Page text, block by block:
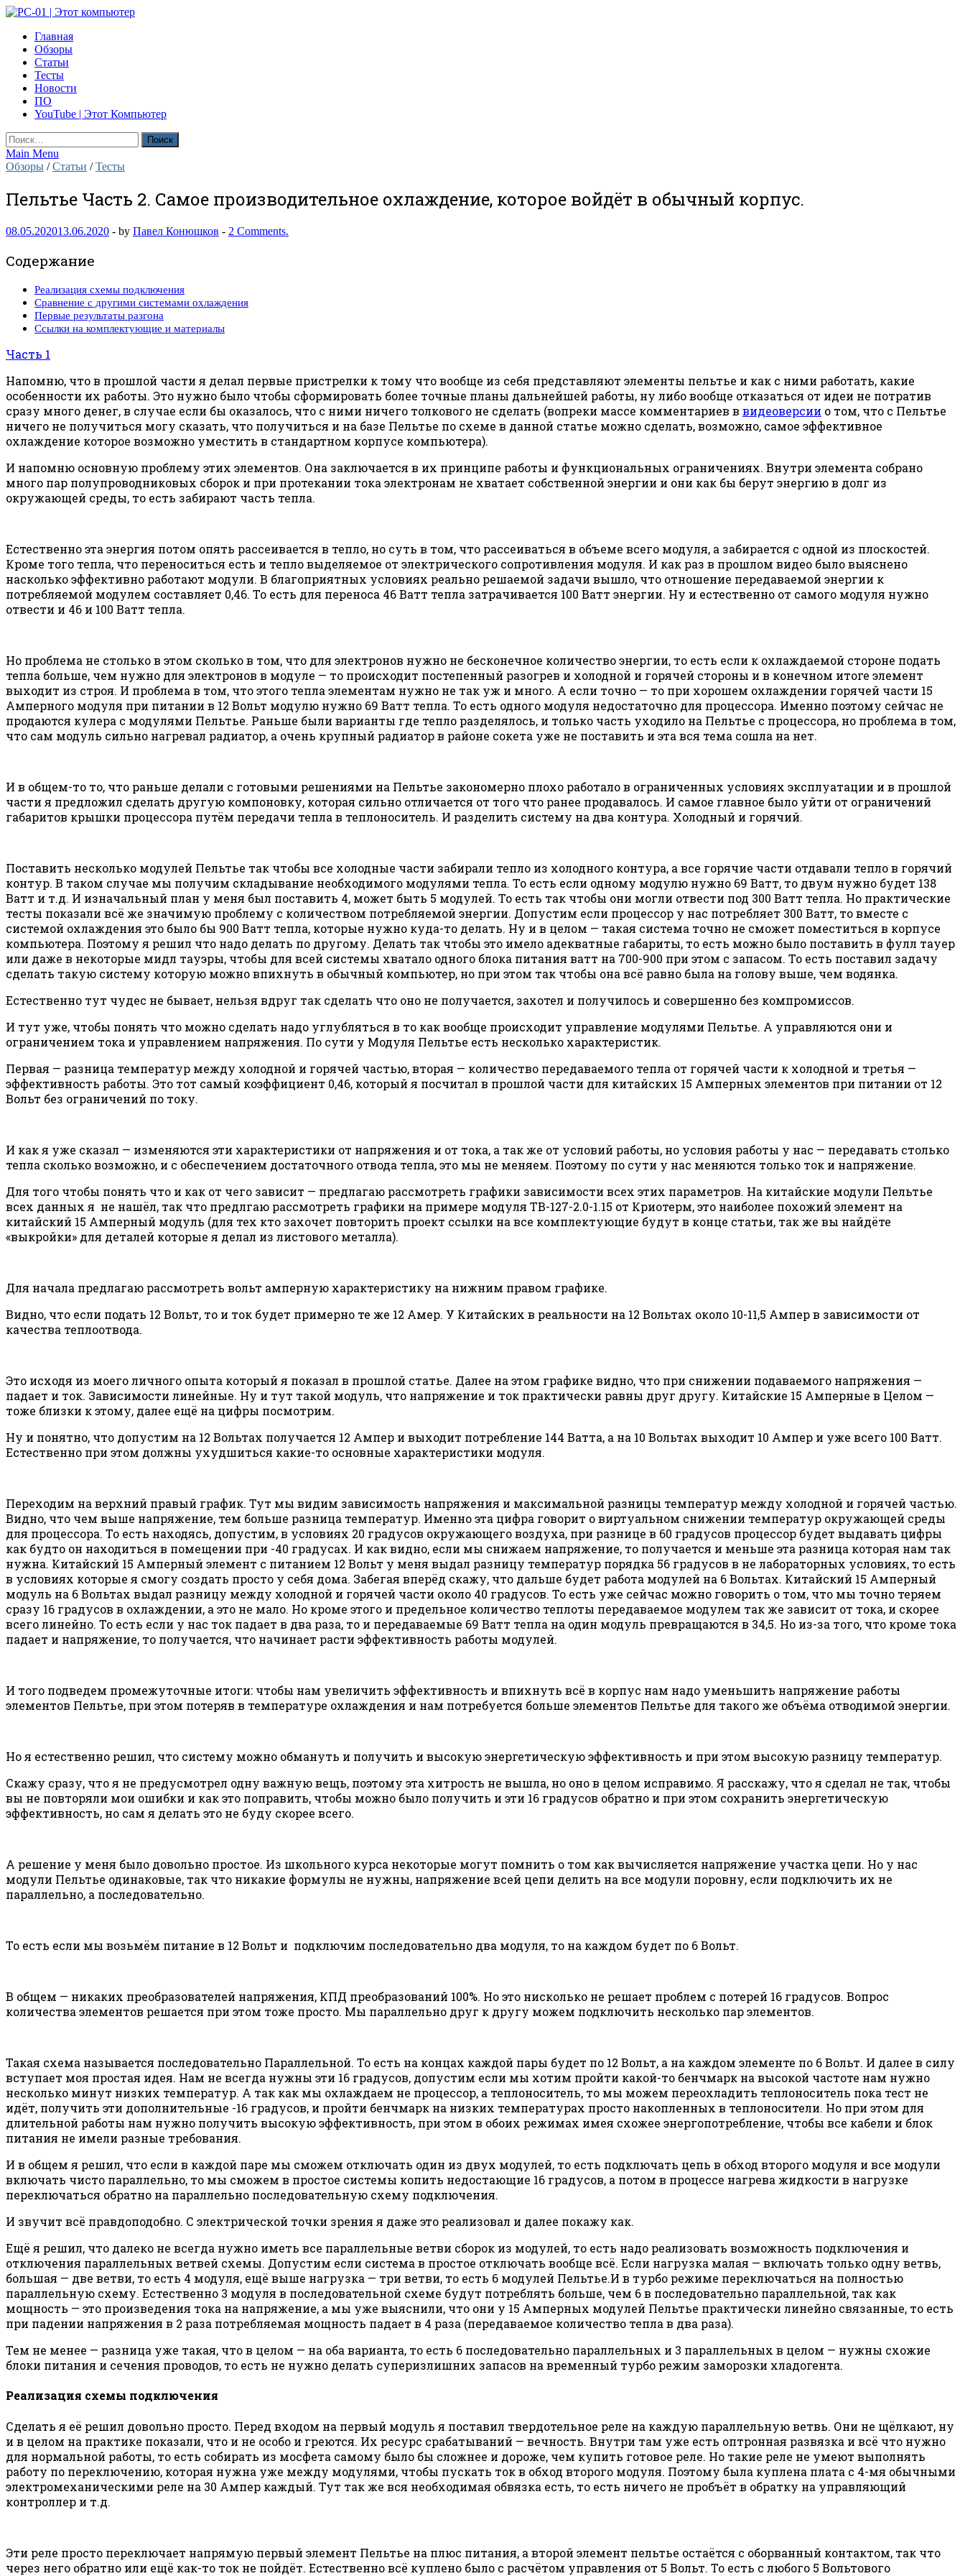
Skip
content
PC-01 | Этот компьютер
Компьютерные новости
Главная
Обзоры
Статьи
Тесты
Новости
ПО
YouTube | Этот Компьютер
Найти:
Main Menu
Обзоры /Статьи /Тесты
Пельтье Часть 2. Самое производительное охлаждение, которое войдёт в обычный корпус.
08.05.202013.06.2020 - by Павел Конюшков - 2 Comments.
Содержание
Реализация схемы подключения
Сравнение с другими системами охлаждения
Первые результаты разгона
Ссылки на комплектующие и материалы
Часть 1
Напомню, что в прошлой части я делал первые пристрелки к тому что вообще из себя представляют элементы пельтье и как с ними работать, какие
особенности их работы. Это нужно было чтобы сформировать более точные планы дальнейшей работы, ну либо вообще отказаться от идеи не потратив
сразу много денег, в случае если бы оказалось, что с ними ничего толкового не сделать (вопреки массе комментариев в видеоверсии о том, что с Пельтье
ничего не получиться могу сказать, что получиться и на базе Пельтье по схеме в данной статье можно сделать, возможно, самое эффективное
охлаждение которое возможно уместить в стандартном корпусе компьютера).
И напомню основную проблему этих элементов. Она заключается в их принципе работы и функциональных ограничениях. Внутри элемента собрано
много пар полупроводниковых сборок и при протекании тока электронам не хватает собственной энергии и они как бы берут энергию в долг из
окружающей среды, то есть забирают часть тепла.
Естественно эта энергия потом опять рассеивается в тепло, но суть в том, что рассеиваться в объеме всего модуля, а забирается с одной из плоскостей.
Кроме того тепла, что переноситься есть и тепло выделяемое от электрического сопротивления модуля. И как раз в прошлом видео было выяснено
насколько эффективно работают модули. В благоприятных условиях реально решаемой задачи вышло, что отношение передаваемой энергии к
потребляемой модулем составляет 0,46. То есть для переноса 46 Ватт тепла затрачивается 100 Ватт энергии. Ну и естественно от самого модуля нужно
отвести и 46 и 100 Ватт тепла.
Но проблема не столько в этом сколько в том, что для электронов нужно не бесконечное количество энергии, то есть если к охлаждаемой стороне подать
тепла больше, чем нужно для электронов в модуле — то происходит постепенный разогрев и холодной и горячей стороны и в конечном итоге элемент
выходит из строя. И проблема в том, что этого тепла элементам нужно не так уж и много. А если точно — то при хорошем охлаждении горячей части 15
Амперного модуля при питании в 12 Вольт модулю нужно 69 Ватт тепла. То есть одного модуля недостаточно для процессора. Именно поэтому сейчас не
продаются кулера с модулями Пельтье. Раньше были варианты где тепло разделялось, и только часть уходило на Пельтье с процессора, но проблема в том,
что сам модуль сильно нагревал радиатор, а очень крупный радиатор в районе сокета уже не поставить и эта вся тема сошла на нет.
И в общем-то то, что раньше делали с готовыми решениями на Пельтье закономерно плохо работало в ограниченных условиях эксплуатации и в прошлой
части я предложил сделать другую компоновку, которая сильно отличается от того что ранее продавалось. И самое главное было уйти от ограничений
габаритов крышки процессора путём передачи тепла в теплоноситель. И разделить систему на два контура. Холодный и горячий.
Поставить несколько модулей Пельтье так чтобы все холодные части забирали тепло из холодного контура, а все горячие части отдавали тепло в горячий
контур. В таком случае мы получим складывание необходимого модулями тепла. То есть если одному модулю нужно 69 Ватт, то двум нужно будет 138
Ватт и т.д. И изначальный план у меня был поставить 4, может быть 5 модулей. То есть так чтобы они могли отвести под 300 Ватт тепла. Но практические
тесты показали всё же значимую проблему с количеством потребляемой энергии. Допустим если процессор у нас потребляет 300 Ватт, то вместе с
системой охлаждения это было бы 900 Ватт тепла, которые нужно куда-то делать. Ну и в целом — такая система точно не сможет поместиться в корпусе
компьютера. Поэтому я решил что надо делать по другому. Делать так чтобы это имело адекватные габариты, то есть можно было поставить в фулл тауер
или даже в некоторые мидл тауэры, чтобы для всей системы хватало одного блока питания ватт на 700-900 при этом с запасом. То есть поставил задачу
сделать такую систему которую можно впихнуть в обычный компьютер, но при этом так чтобы она всё равно была на голову выше, чем водянка.
Естественно тут чудес не бывает, нельзя вдруг так сделать что оно не получается, захотел и получилось и совершенно без компромиссов.
И тут уже, чтобы понять что можно сделать надо углубляться в то как вообще происходит управление модулями Пельтье. А управляются они и
ограничением тока и управлением напряжения. По сути у Модуля Пельтье есть несколько характеристик.
Первая — разница температур между холодной и горячей частью, вторая — количество передаваемого тепла от горячей части к холодной и третья —
эффективность работы. Это тот самый коэффициент 0,46, который я посчитал в прошлой части для китайских 15 Амперных элементов при питании от 12
Вольт без ограничений по току.
И как я уже сказал — изменяются эти характеристики от напряжения и от тока, а так же от условий работы, но условия работы у нас — передавать столько
тепла сколько возможно, и с обеспечением достаточного отвода тепла, это мы не меняем. Поэтому по сути у нас меняются только ток и напряжение.
Для того чтобы понять что и как от чего зависит — предлагаю рассмотреть графики зависимости всех этих параметров. На китайские модули Пельтье
всех данных я не нашёл, так что предлгаю рассмотреть графики на примере модуля TB-127-2.0-1.15 от Криотерм, это наиболее похожий элемент на
китайский 15 Амперный модуль (для тех кто захочет повторить проект ссылки на все комплектующие будут в конце статьи, так же вы найдёте
«выкройки» для деталей которые я делал из листового металла).
Для начала предлагаю рассмотреть вольт амперную характеристику на нижним правом графике.
Видно, что если подать 12 Вольт, то и ток будет примерно те же 12 Амер. У Китайских в реальности на 12 Вольтах около 10-11,5 Ампер в зависимости от
качества теплоотвода.
Это исходя из моего личного опыта который я показал в прошлой статье. Далее на этом графике видно, что при снижении подаваемого напряжения —
падает и ток. Зависимости линейные. Ну и тут такой модуль, что напряжение и ток практически равны друг другу. Китайские 15 Амперные в Целом —
тоже близки к этому, далее ещё на цифры посмотрим.
Ну и понятно, что допустим на 12 Вольтах получается 12 Ампер и выходит потребление 144 Ватта, а на 10 Вольтах выходит 10 Ампер и уже всего 100 Ватт.
Естественно при этом должны ухудшиться какие-то основные характеристики модуля.
Переходим на верхний правый график. Тут мы видим зависимость напряжения и максимальной разницы температур между холодной и горячей частью.
Видно, что чем выше напряжение, тем больше разница температур. Именно эта цифра говорит о виртуальном снижении температур окружающей среды
для процессора. То есть находясь, допустим, в условиях 20 градусов окружающего воздуха, при разнице в 60 градусов процессор будет выдавать цифры
как будто он находиться в помещении при -40 градусах. И как видно, если мы снижаем напряжение, то получается и меньше эта разница которая нам так
нужна. Китайский 15 Амперный элемент с питанием 12 Вольт у меня выдал разницу температур порядка 56 градусов в не лабораторных условиях, то есть
в условиях которые я смогу создать просто у себя дома. Забегая вперёд скажу, что дальше будет работа модулей на 6 Вольтах. Китайский 15 Амперный
модуль на 6 Вольтах выдал разницу между холодной и горячей части около 40 градусов. То есть уже сейчас можно говорить о том, что мы точно теряем
сразу 16 градусов в охлаждении, а это не мало. Но кроме этого и предельное количество теплоты передаваемое модулем так же зависит от тока, и скорее
всего линейно. То есть если у нас ток падает в два раза, то и передаваемые 69 Ватт тепла на один модуль превращаются в 34,5. Но из-за того, что кроме тока
падает и напряжение, то получается, что начинает расти эффективность работы модулей.
И того подведем промежуточные итоги: чтобы нам увеличить эффективность и впихнуть всё в корпус нам надо уменьшить напряжение работы
элементов Пельтье, при этом потеряв в температуре охлаждения и нам потребуется больше элементов Пельтье для такого же объёма отводимой энергии.
Но я естественно решил, что систему можно обмануть и получить и высокую энергетическую эффективность и при этом высокую разницу температур.
Скажу сразу, что я не предусмотрел одну важную вещь, поэтому эта хитрость не вышла, но оно в целом исправимо. Я расскажу, что я сделал не так, чтобы
вы не повторяли мои ошибки и как это поправить, чтобы можно было получить и эти 16 градусов обратно и при этом сохранить энергетическую
эффективность, но сам я делать это не буду скорее всего.
А решение у меня было довольно простое. Из школьного курса некоторые могут помнить о том как вычисляется напряжение участка цепи. Но у нас
модули Пельтье одинаковые, так что никакие формулы не нужны, напряжение всей цепи делить на все модули поровну, если подключить их не
параллельно, а последовательно.
То есть если мы возьмём питание в 12 Вольт и подключим последовательно два модуля, то на каждом будет по 6 Вольт.
В общем — никаких преобразователей напряжения, КПД преобразований 100%. Но это нисколько не решает проблем с потерей 16 градусов. Вопрос
количества элементов решается при этом тоже просто. Мы параллельно друг к другу можем подключить несколько пар элементов.
Такая схема называется последовательно Параллельной. То есть на концах каждой пары будет по 12 Вольт, а на каждом элементе по 6 Вольт. И далее в силу
вступает моя простая идея. Нам не всегда нужны эти 16 градусов, допустим если мы хотим пройти какой-то бенчмарк на высокой частоте нам нужно
несколько минут низких температур. А так как мы охлаждаем не процессор, а теплоноситель, то мы можем переохладить теплоноситель пока тест не
идёт, получить эти дополнительные -16 градусов, и пройти бенчмарк на низких температурах просто накопленных в теплоносители. Но при этом для
длительной работы нам нужно получить высокую эффективность, при этом в обоих режимах имея схожее энергопотребление, чтобы все кабели и блок
питания не имели разные требования.
И в общем я решил, что если в каждой паре мы сможем отключать один из двух модулей, то есть подключать цепь в обход второго модуля и все модули
включать чисто параллельно, то мы сможем в простое системы копить недостающие 16 градусов, а потом в процессе нагрева жидкости в нагрузке
переключаться обратно на параллельно последовательную схему подключения.
И звучит всё правдоподобно. С электрической точки зрения я даже это реализовал и далее покажу как.
Ещё я решил, что далеко не всегда нужно иметь все параллельные ветви сборок из модулей, то есть надо реализовать возможность подключения и
отключения параллельных ветвей схемы. Допустим если система в простое отключать вообще всё. Если нагрузка малая — включать только одну ветвь,
большая — две ветви, то есть 4 модуля, ещё выше нагрузка — три ветви, то есть 6 модулей Пельтье.И в турбо режиме переключаться на полностью
параллельную схему. Естественно 3 модуля в последовательной схеме будут потреблять больше, чем 6 в последовательно параллельной, так как
мощность — это произведения тока на напряжение, а мы уже выяснили, что они у 15 Амперных модулей Пельтье практически линейно связанные, то есть
при падении напряжения в 2 раза потребляемая мощность падает в 4 раза (передаваемое количество тепла в два раза).
Тем не менее — разница уже такая, что в целом — на оба варианта, то есть 6 последовательно параллельных и 3 параллельных в целом — нужны схожие
блоки питания и сечения проводов, то есть не нужно делать суперизлишних запасов на временный турбо режим заморозки хладогента.
Реализация схемы подключения
Сделать я её решил довольно просто. Перед входом на первый модуль я поставил твердотельное реле на каждую параллельную ветвь. Они не щёлкают, ну
и в целом на практике показали, что и не особо и греются. Их ресурс срабатываний — вечность. Внутри там уже есть оптронная развязка и всё что нужно
для нормальной работы, то есть собирать из мосфета самому было бы сложнее и дороже, чем купить готовое реле. Но такие реле не умеют выполнять
работу по переключению, которая нужна уже между модулями, чтобы пускать ток в обход второго модуля. Поэтому была куплена плата с 4-мя обычными
электромеханическими реле на 30 Ампер каждый. Тут так же вся необходимая обвязка есть, то есть ничего не пробъёт в обратку на управляющий
контроллер и т.д.
Эти реле просто переключает напрямую первый элемент Пельтье на плюс питания, а второй элемент пельтье остаётся с оборванный контактом, так что
через него обратно или ещё как-то ток не пойдёт. Естественно всё куплено было с расчётом управления от 5 Вольт. То есть с любого 5 Вольтового